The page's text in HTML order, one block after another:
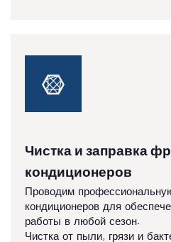
Чистка и заправка
кондиционеров
Проводим
кондиционеров для
работы в любой сезон.
Чистка от пыли, грязи и